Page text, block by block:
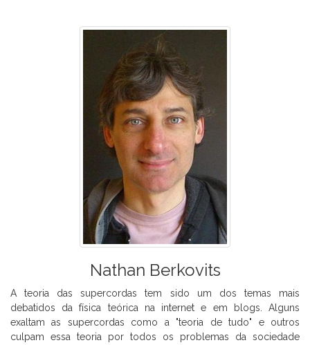
Nathan Berkovits
A teoria das supercordas tem sido um dos temas mais
debatidos da física teórica na internet e em blogs. Alguns
exaltam as supercordas como a "teoria de tudo" e outros
culpam essa teoria por todos os problemas da sociedade